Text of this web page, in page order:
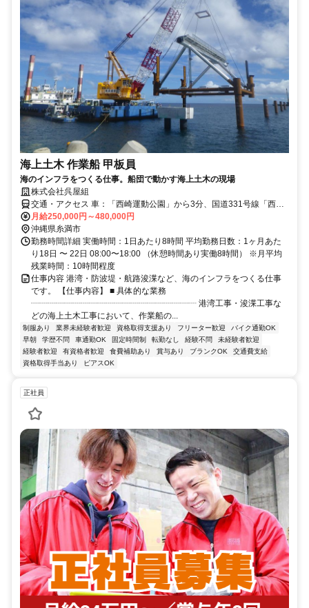
海上土木 作業船 甲板員
海のインフラをつくる仕事。船団で動かす海上土木の現場
株式会社呉屋組
交通・アクセス 車：「西崎運動公園」から3分、国道331号線「西崎4
丁目交差点」よりで2分 ／バス：「西崎小学校前」駅より徒歩10分
月給250,000円～480,000円
沖縄県糸満市
勤務時間詳細 実働時間：1日あたり8時間 平均勤務日数：1ヶ月あた
り18日 〜 22日 08:00〜18:00 （休憩時間あり実働8時間） ※月平均
残業時間：10時間程度
仕事内容 港湾・防波堤・航路浚渫など、海のインフラをつくる仕事
です。 【仕事内容】 ■ 具体的な業務
┈┈┈┈┈┈┈┈┈┈┈┈┈┈┈┈┈┈┈┈ 港湾工事・浚渫工事な
どの海上土木工事において、作業船の...
制服あり 業界未経験者歓迎 資格取得支援あり フリーター歓迎
バイク通勤OK
早朝
学歴不問 車通勤OK 固定時間制 転勤なし 経験不問
未経験者歓迎
経験者歓迎
有資格者歓迎 食費補助あり 賞与あり ブランクOK
交通費支給
資格取得手当あり
ピアスOK
正社員